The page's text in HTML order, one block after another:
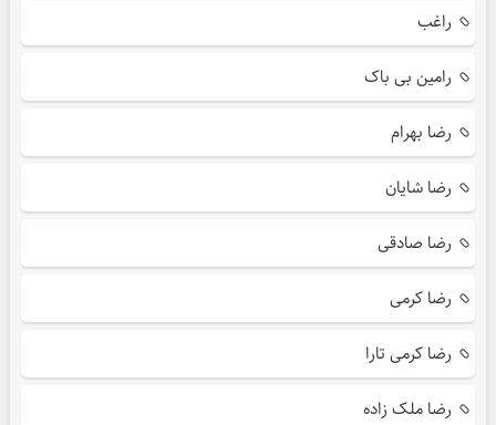
راغب
رامین بی باک
رضا بهرام
رضا شایان
رضا صادقی
رضا کرمی
رضا کرمی تارا
رضا ملک زاده